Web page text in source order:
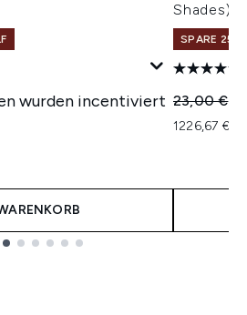
wurden incentiviert
Shades)
SPARE 25%
23,00 €
1226,67 €